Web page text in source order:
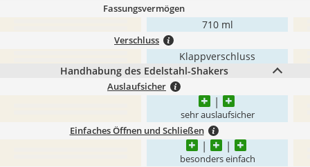
Fassungsvermögen
710 ml
Verschluss
Klappverschluss
Handhabung des Edelstahl-Shakers
Auslaufsicher
sehr auslaufsicher
Einfaches Öffnen und Schließen
besonders einfach